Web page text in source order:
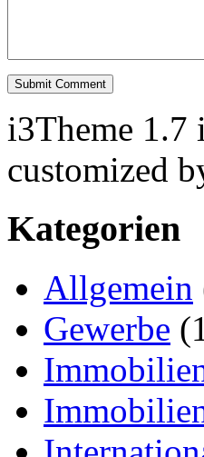
i3Theme 1.7
customized
Kategorien
Allgemein
Gewerbe